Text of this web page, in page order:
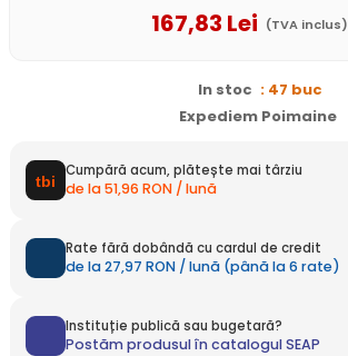
167,83 Lei (TVA inclus)
In stoc : 47 buc
Expediem Poimaine
Cumpără acum, plătește mai târziu
de la 51,96 RON / lună
Rate fără dobândă cu cardul de credit
de la 27,97 RON / lună (până la 6 rate)
Instituție publică sau bugetară?
Postăm produsul în catalogul SEAP